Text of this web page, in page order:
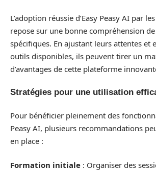
L’adoption réussie d’Easy Peasy AI par
repose sur une bonne compréhension
spécifiques. En ajustant leurs attentes et
outils disponibles, ils peuvent tirer un
d’avantages de cette plateforme
Stratégies pour une utilisation
Pour bénéficier pleinement des
Peasy AI, plusieurs recommandations
en place :
Formation initiale : Organiser des